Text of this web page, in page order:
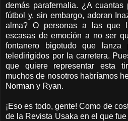
demás parafernalia. ¿A
fútbol y, sin embargo, adoran
alma? O personas a las que
escasas de emoción a no ser
fontanero bigotudo que lanza
teledirigidos por la carretera.
que quiere representar esta
muchos de nosotros habríamos
Norman y Ryan.
¡Eso es todo, gente! Como de
de la Revista Usaka en el que